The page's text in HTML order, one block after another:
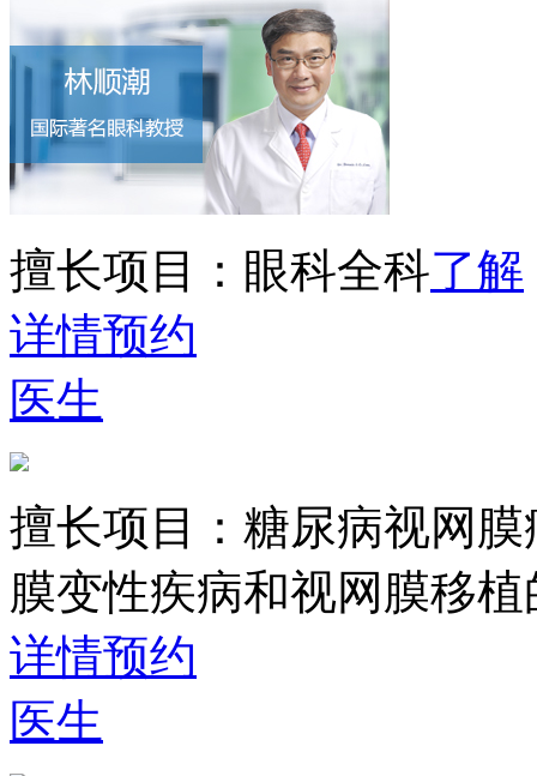
擅长项目： 眼科全科了解
详情预约
医生
擅长项目： 糖尿病视网
膜变性疾病和视网膜移
详情预约
医生